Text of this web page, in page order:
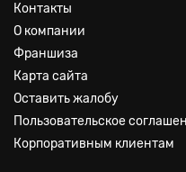
Контакты
О компании
Франшиза
Карта сайта
Оставить жалобу
Пользовательское
Корпоративным клиентам